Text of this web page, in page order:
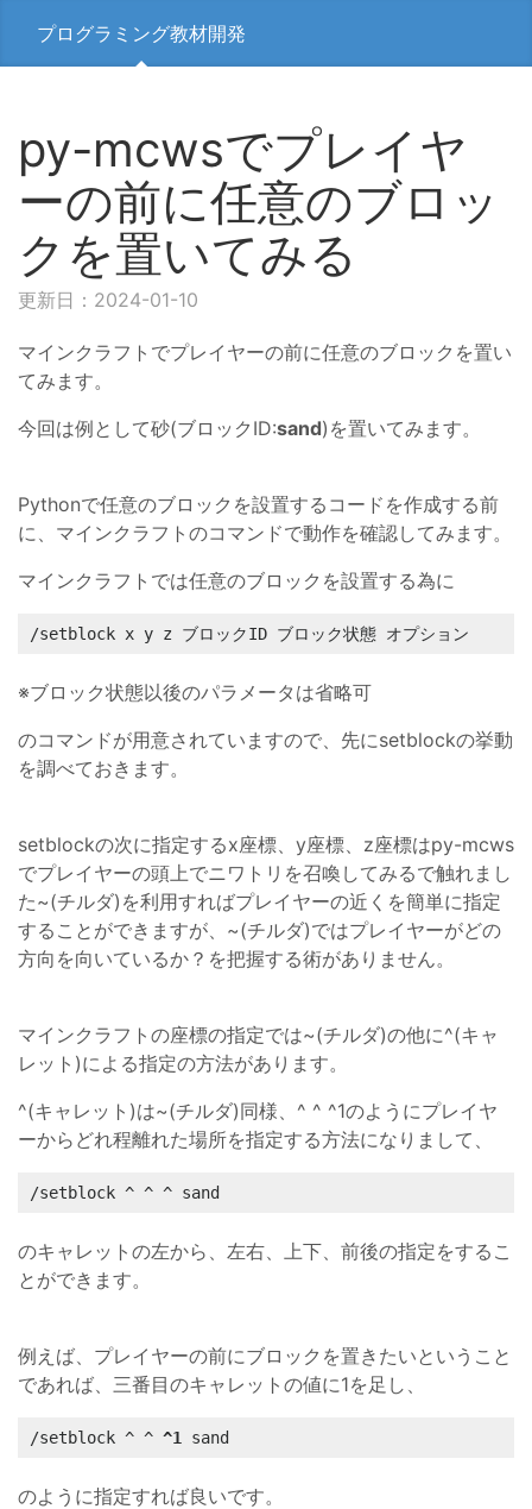
プログラミング教材開発
py-mcwsでプレイヤ
ーの前に任意のブロッ
クを置いてみる
更新日：2024-01-10
マインクラフトでプレイヤーの前に任意のブロックを置い
てみます。
今回は例として砂(ブロックID:sand)を置いてみます。
Pythonで任意のブロックを設置するコードを作成する前
に、マインクラフトのコマンドで動作を確認してみます。
マインクラフトでは任意のブロックを設置する為に
/setblock x y z ブロックID ブロック状態 オプション
※ブロック状態以後のパラメータは省略可
のコマンドが用意されていますので、先にsetblockの挙動
を調べておきます。
setblockの次に指定するx座標、y座標、z座標はpy-mcws
でプレイヤーの頭上でニワトリを召喚してみるで触れまし
た~(チルダ)を利用すればプレイヤーの近くを簡単に指定
することができますが、~(チルダ)ではプレイヤーがどの
方向を向いているか？を把握する術がありません。
マインクラフトの座標の指定では~(チルダ)の他に^(キャ
レット)による指定の方法があります。
^(キャレット)は~(チルダ)同様、^ ^ ^1のようにプレイヤ
ーからどれ程離れた場所を指定する方法になりまして、
/setblock ^ ^ ^ sand
のキャレットの左から、左右、上下、前後の指定をするこ
とができます。
例えば、プレイヤーの前にブロックを置きたいということ
であれば、三番目のキャレットの値に1を足し、
/setblock ^ ^ ^1 sand
のように指定すれば良いです。